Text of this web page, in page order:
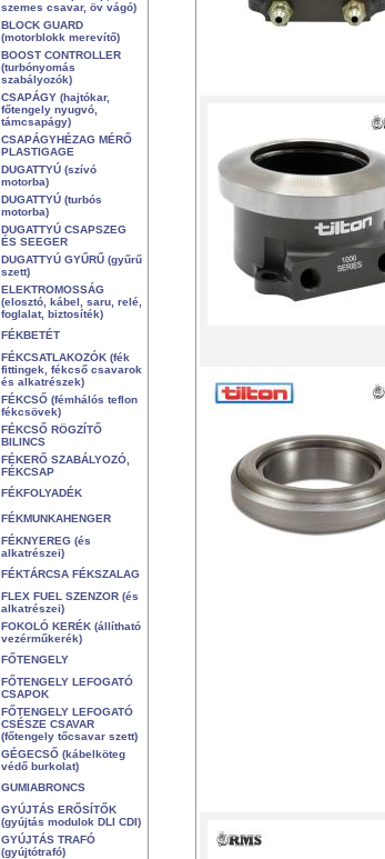
szemes csavar, öv vágó)
BLOCK GUARD
(motorblokk merevítő)
BOOST CONTROLLER
(turbónyomás
szabályozók)
CSAPÁGY (hajtókar,
főtengely nyugvó,
támcsapágy)
CSAPÁGYHÉZAG MÉRŐ
PLASTIGAGE
DUGATTYÚ (szívó
motorba)
DUGATTYÚ (turbós
motorba)
DUGATTYÚ CSAPSZEG
ÉS SEEGER
DUGATTYÚ GYŰRŰ (gyűrű
szett)
ELEKTROMOSSÁG
(elosztó, kábel, saru, relé,
foglalat, biztosíték)
FÉKBETÉT
FÉKCSATLAKOZÓK (fék
fittingek, fékcső csavarok
és alkatrészek)
FÉKCSŐ (fémhálós teflon
fékcsövek)
FÉKCSŐ RÖGZÍTŐ
BILINCS
FÉKERŐ SZABÁLYOZÓ,
FÉKCSAP
FÉKFOLYADÉK
FÉKMUNKAHENGER
FÉKNYEREG (és
alkatrészei)
FÉKTÁRCSA FÉKSZALAG
FLEX FUEL SZENZOR (és
alkatrészei)
FOKOLÓ KERÉK (állítható
vezérműkerék)
FŐTENGELY
FŐTENGELY LEFOGATÓ
CSAPOK
FŐTENGELY LEFOGATÓ
CSÉSZE CSAVAR
(főtengely tőcsavar szett)
GÉGECSŐ (kábelköteg
védő burkolat)
GUMIABRONCS
GYÚJTÁS ERŐSÍTŐK
(gyújtás modulok DLI CDI)
GYÚJTÁS TRAFÓ
(gyújtótrafó)